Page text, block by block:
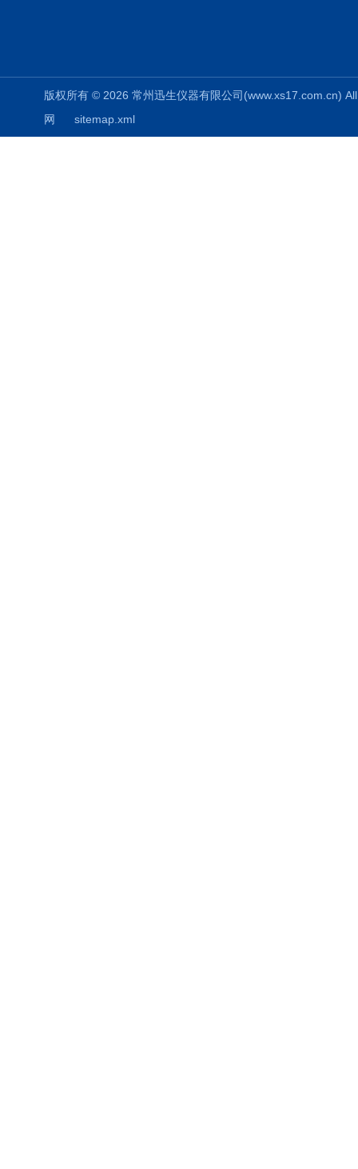
版权所有 © 2026 常州迅生仪器有限公司
网
sitemap.xml